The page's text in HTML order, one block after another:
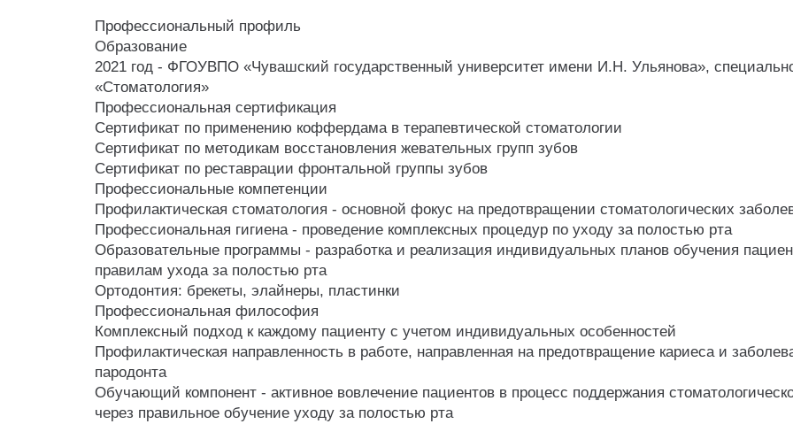
Профессиональный профиль
Образование
2021 год - ФГОУВПО «Чувашский государственный университет имени И.Н. Ульянова»,
«Стоматология»
Профессиональная сертификация
Сертификат по применению коффердама в терапевтической стоматологии
Сертификат по методикам восстановления жевательных групп зубов
Сертификат по реставрации фронтальной группы зубов
Профессиональные компетенции
Профилактическая стоматология - основной фокус на предотвращении стоматологических
Профессиональная гигиена - проведение комплексных процедур по уходу за полостью рта
Образовательные программы - разработка и реализация индивидуальных планов обучения
правилам ухода за полостью рта
Ортодонтия: брекеты, элайнеры, пластинки
Профессиональная философия
Комплексный подход к каждому пациенту с учетом индивидуальных особенностей
Профилактическая направленность в работе, направленная на предотвращение кариеса и
пародонта
Обучающий компонент - активное вовлечение пациентов в процесс поддержания
через правильное обучение уходу за полостью рта